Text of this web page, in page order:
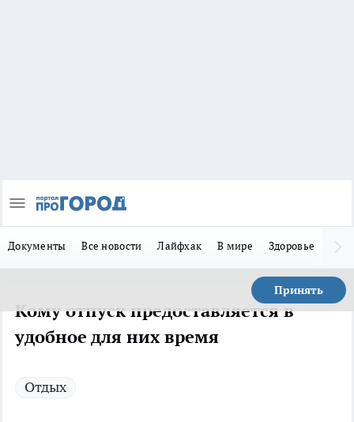
Документы Все новости Лайфхак В мире Здоровье
Принять
Кому отпуск предоставляется в
удобное для них время
Отдых